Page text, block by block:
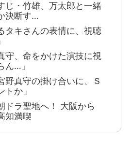
じ・竹雄、万太郎と一緒
決断す…
タキさんの表情に、視聴
守、命をかけた演技に視
ん…」
野真守の掛け合いに、Ｓ
トか」
ドラ聖地へ！ 大阪から
知満喫